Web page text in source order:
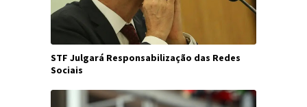
STF Julgará Responsabilização das Redes
Sociais